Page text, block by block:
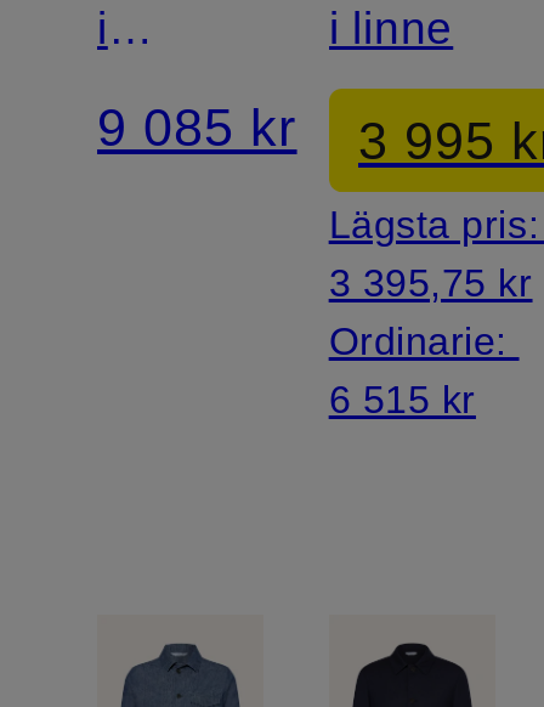
i
materialmix
9 085 kr
i linne
3 995
Lägsta
3 395,75 kr
Ordinarie:
6 515 kr